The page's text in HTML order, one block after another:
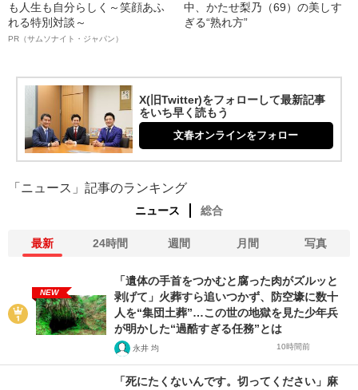
も人生も自分らしく～笑顔あふ
れる特別対談～
PR（サムソナイト・ジャパン）
中、かたせ梨乃（69）の美しす
ぎる“熟れ方”
X(旧Twitter)をフォローして最新記事
をいち早く読もう
文春オンラインをフォロー
「ニュース」記事のランキング
ニュース 総合
最新 24時間 週間 月間 写真
NEW
「遺体の手首をつかむと腐った肉がズルッと
剥げて」火葬すら追いつかず、防空壕に数十
人を“集団土葬”…この世の地獄を見た少年兵
が明かした“過酷すぎる任務”とは
永井 均 10時間前
「死にたくないんです。切ってください」麻